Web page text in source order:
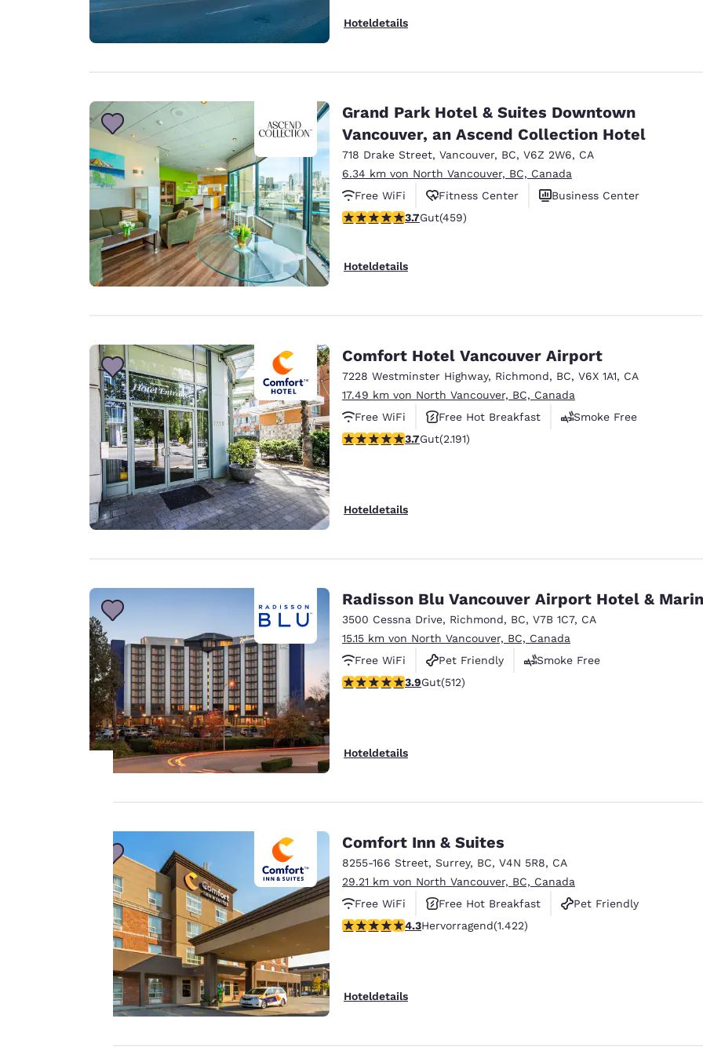
Hoteldetails
Grand Park Hotel & Suites Downtown
Vancouver, an Ascend Collection Hotel
718 Drake Street, Vancouver, BC, V6Z 2W6, CA
6.34 km von North Vancouver, BC, Canada
Free WiFi
Fitness Center
Business Center
3.67-Sterne-Bewertung. Gut. 459 Bewertungen
3.7Gut(459)
Hoteldetails
Comfort Hotel Vancouver Airport
7228 Westminster Highway, Richmond, BC, V6X 1A1, CA
17.49 km von North Vancouver, BC, Canada
Free WiFi
Free Hot Breakfast
Smoke Free
3.68-Sterne-Bewertung. Gut. 2191 Bewertungen
3.7Gut(2.191)
Hoteldetails
Radisson Blu Vancouver Airport Hotel &
3500 Cessna Drive, Richmond, BC, V7B 1C7, CA
15.15 km von North Vancouver, BC, Canada
Free WiFi
Pet Friendly
Smoke Free
3.91-Sterne-Bewertung. Gut. 512 Bewertungen
3.9Gut(512)
Hoteldetails
Comfort Inn & Suites
8255-166 Street, Surrey, BC, V4N 5R8, CA
29.21 km von North Vancouver, BC, Canada
Free WiFi
Free Hot Breakfast
Pet Friendly
4.26-Sterne-Bewertung. Hervorragend. 1422 Bewertungen
4.3Hervorragend(1.422)
Hoteldetails
Privatsphäre
ist uns
wichtig.
Unsere Website
verwendet Cookies,
einschließlich Cookies
von Drittanbietern, zu